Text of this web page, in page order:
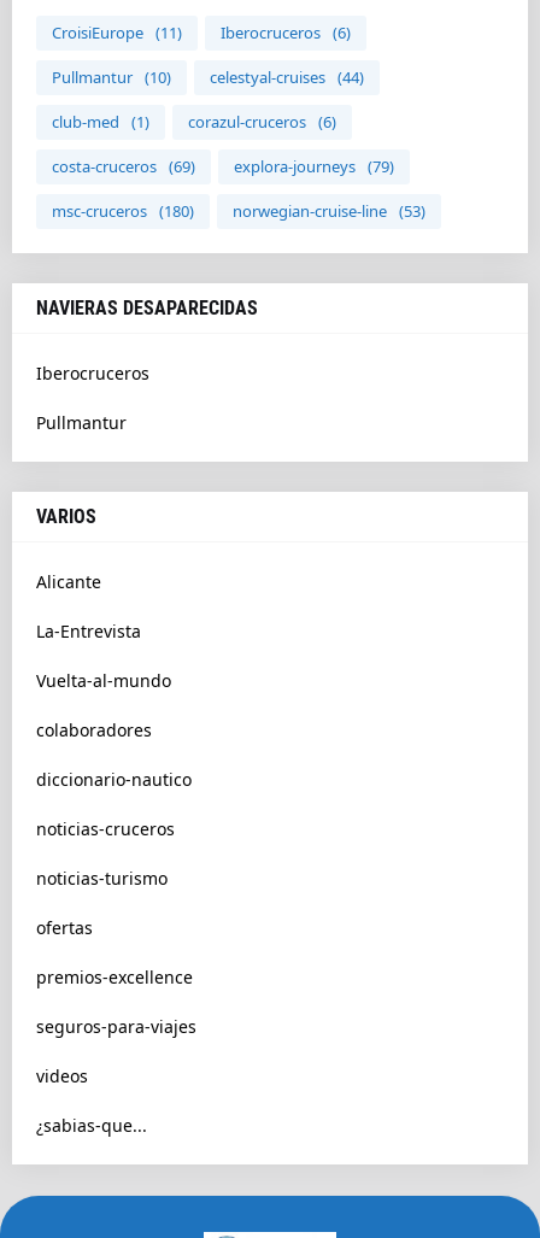
CroisiEurope (11) Iberocruceros (6)
Pullmantur (10) celestyal-cruises (44)
club-med (1) corazul-cruceros (6)
costa-cruceros (69) explora-journeys (79)
msc-cruceros (180) norwegian-cruise-line (53)
NAVIERAS DESAPARECIDAS
Iberocruceros
Pullmantur
VARIOS
Alicante
La-Entrevista
Vuelta-al-mundo
colaboradores
diccionario-nautico
noticias-cruceros
noticias-turismo
ofertas
premios-excellence
seguros-para-viajes
videos
¿sabias-que...